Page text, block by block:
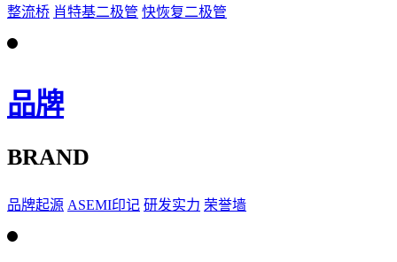
整流桥 肖特基二极管 快恢复二极管
品牌
BRAND
品牌起源 ASEMI印记 研发实力 荣誉墙